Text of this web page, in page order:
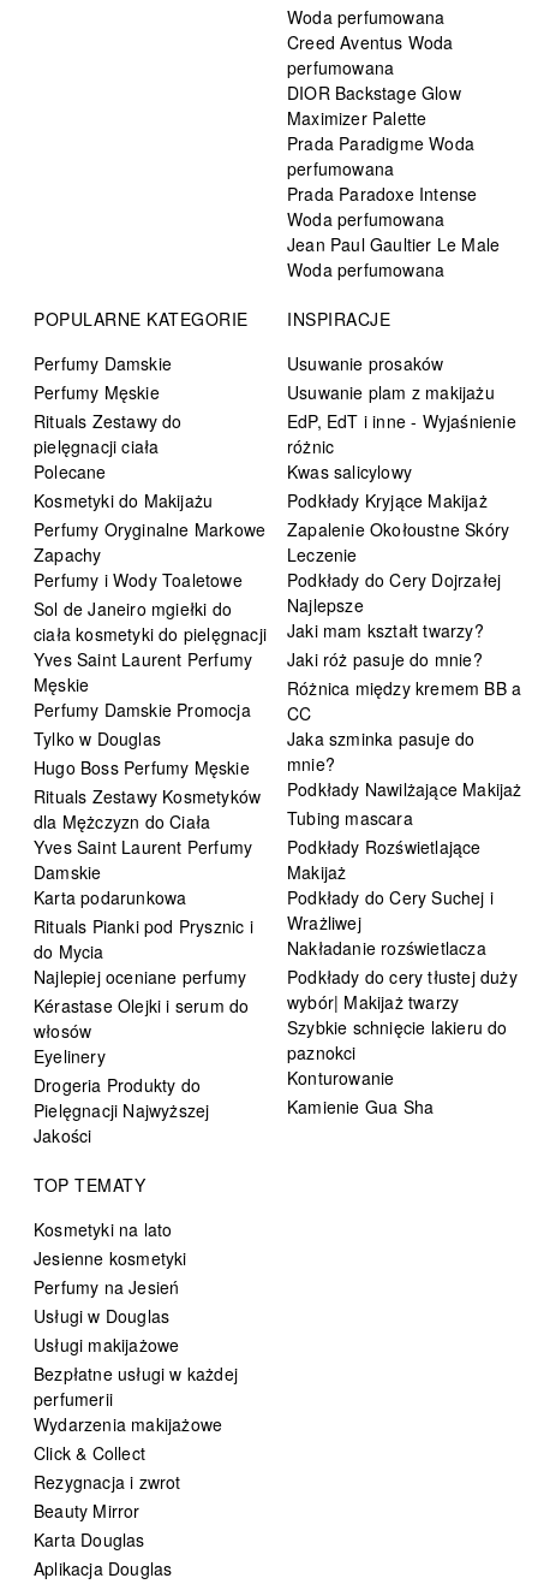
Woda perfumowana
Creed Aventus Woda
perfumowana
DIOR Backstage Glow
Maximizer Palette
Prada Paradigme Woda
perfumowana
Prada Paradoxe Intense
Woda perfumowana
Jean Paul Gaultier Le Male
Woda perfumowana
POPULARNE KATEGORIE
Perfumy Damskie
Perfumy Męskie
Rituals Zestawy do
pielęgnacji ciała
Polecane
Kosmetyki do Makijażu
Perfumy Oryginalne Markowe
Zapachy
Perfumy i Wody Toaletowe
Sol de Janeiro mgiełki do
ciała kosmetyki do pielęgnacji
Yves Saint Laurent Perfumy
Męskie
Perfumy Damskie Promocja
Tylko w Douglas
Hugo Boss Perfumy Męskie
Rituals Zestawy Kosmetyków
dla Mężczyzn do Ciała
Yves Saint Laurent Perfumy
Damskie
Karta podarunkowa
Rituals Pianki pod Prysznic i
do Mycia
Najlepiej oceniane perfumy
Kérastase Olejki i serum do
włosów
Eyelinery
Drogeria Produkty do
Pielęgnacji Najwyższej
Jakości
INSPIRACJE
Usuwanie prosaków
Usuwanie plam z makijażu
EdP, EdT i inne - Wyjaśnienie
różnic
Kwas salicylowy
Podkłady Kryjące Makijaż
Zapalenie Okołoustne Skóry
Leczenie
Podkłady do Cery Dojrzałej
Najlepsze
Jaki mam kształt twarzy?
Jaki róż pasuje do mnie?
Różnica między kremem BB a
CC
Jaka szminka pasuje do
mnie?
Podkłady Nawilżające Makijaż
Tubing mascara
Podkłady Rozświetlające
Makijaż
Podkłady do Cery Suchej i
Wrażliwej
Nakładanie rozświetlacza
Podkłady do cery tłustej duży
wybór| Makijaż twarzy
Szybkie schnięcie lakieru do
paznokci
Konturowanie
Kamienie Gua Sha
TOP TEMATY
Kosmetyki na lato
Jesienne kosmetyki
Perfumy na Jesień
Usługi w Douglas
Usługi makijażowe
Bezpłatne usługi w każdej
perfumerii
Wydarzenia makijażowe
Click & Collect
Rezygnacja i zwrot
Beauty Mirror
Karta Douglas
Aplikacja Douglas